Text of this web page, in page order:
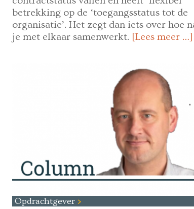
betrekking op de ‘toegangsstatus tot de
organisatie’. Het zegt dan iets over hoe
je met elkaar samenwerkt. [Lees meer …]
Opdrachtgever